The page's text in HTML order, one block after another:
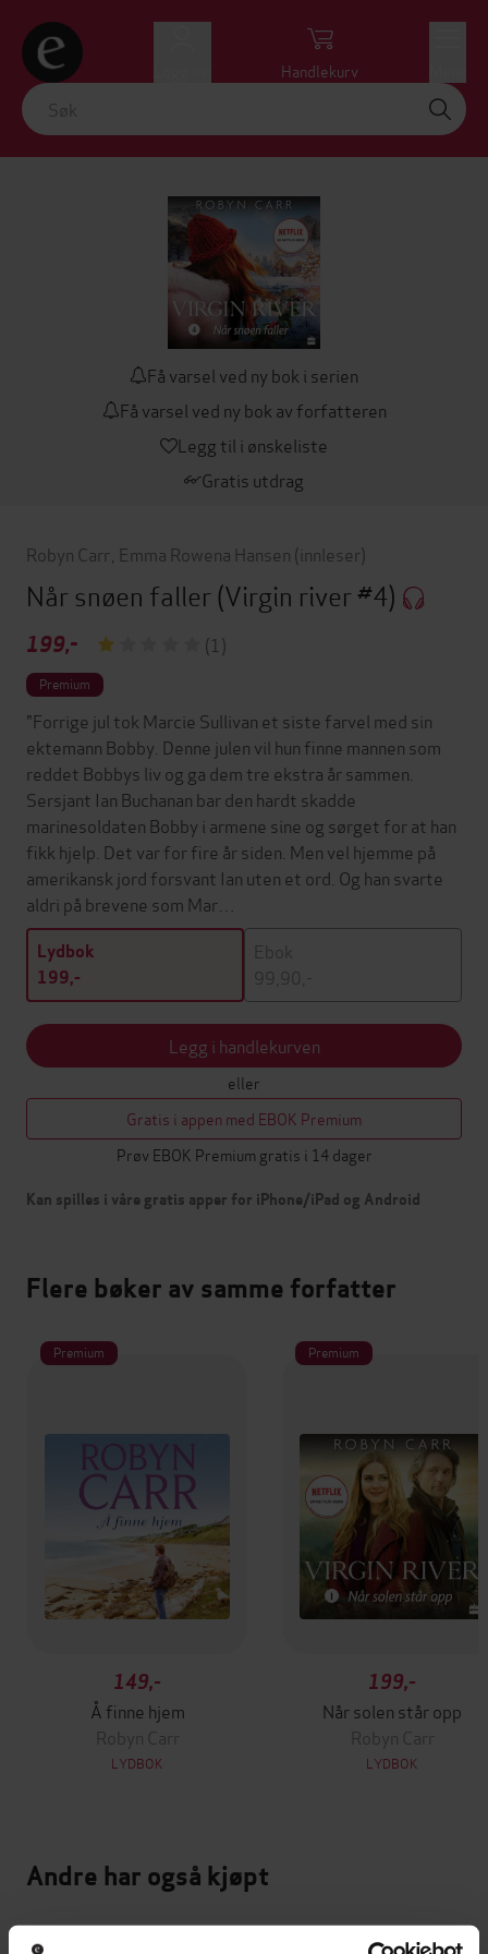
Handlekurv
Få varsel ved ny bok i serien
Få varsel ved ny bok av forfatteren
Legg til i ønskeliste
Gratis utdrag
Robyn Carr Emma Rowena Hansen (innleser)
Når snøen faller(Virgin river #4)
199,- (1)
Premium
"Forrige jul tok Marcie Sullivan et siste farvel med sin
ektemann Bobby. Denne julen vil hun finne mannen som
reddet Bobbys liv og ga dem tre ekstra år sammen.
Sersjant Ian Buchanan bar den hardt skadde
marinesoldaten Bobby i armene sine og sørget for at han
fikk hjelp. Det var for fire år siden. Men vel hjemme på
amerikansk jord forsvant Ian uten et ord. Og han svarte
aldri på brevene som Mar…
Lydbok
199,-
Ebok
99,90,-
Legg i handlekurven
eller
Gratis i appen med EBOK Premium
Prøv EBOK Premium gratis i 14 dager
Kan spilles i våre gratis apper for iPhone/iPad og Android
Flere bøker av samme forfatter
Premium
149,-
Å finne hjem
Robyn Carr
LYDBOK
Premium
199,-
Når solen står opp
Robyn Carr
LYDBOK
Andre har også kjøpt